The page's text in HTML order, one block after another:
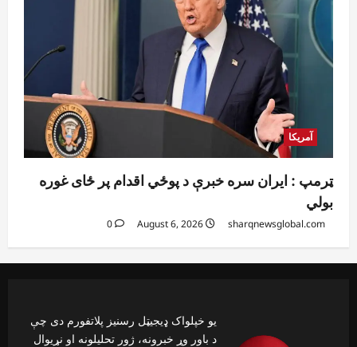
آمریکا
ټرمپ : ایران سره خبرې د پوځي اقدام پر ځای غوره
بولي
sharqnewsglobal.com
0
یو خپلواک ډیجیټل رسنیز پلاتفورم دی چې
د باور وړ خبرونه، ژور تحلیلونه او نړیوال